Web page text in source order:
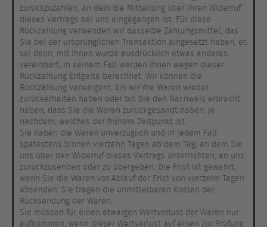
zurückzuzahlen, an dem die Mitteilung über Ihren Widerruf
dieses Vertrags bei uns eingegangen ist. Für diese
Rückzahlung verwenden wir dasselbe Zahlungsmittel, das
Sie bei der ursprünglichen Transaktion eingesetzt haben, es
sei denn, mit Ihnen wurde ausdrücklich etwas anderes
vereinbart; in keinem Fall werden Ihnen wegen dieser
Rückzahlung Entgelte berechnet. Wir können die
Rückzahlung verweigern, bis wir die Waren wieder
zurückerhalten haben oder bis Sie den Nachweis erbracht
haben, dass Sie die Waren zurückgesandt haben, je
nachdem, welches der frühere Zeitpunkt ist.
Sie haben die Waren unverzüglich und in jedem Fall
spätestens binnen vierzehn Tagen ab dem Tag, an dem Sie
uns über den Widerruf dieses Vertrags unterrichten, an uns
zurückzusenden oder zu übergeben. Die Frist ist gewahrt,
wenn Sie die Waren vor Ablauf der Frist von vierzehn Tagen
absenden. Sie tragen die unmittelbaren Kosten der
Rücksendung der Waren.
Sie müssen für einen etwaigen Wertverlust der Waren nur
aufkommen, wenn dieser Wertverlust auf einen zur Prüfung